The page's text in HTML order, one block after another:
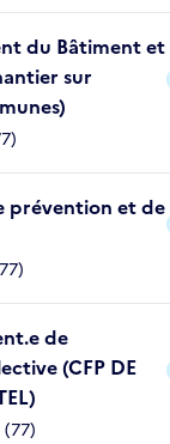
du Bâtiment et
sur
prévention et de
de
(CFP DE